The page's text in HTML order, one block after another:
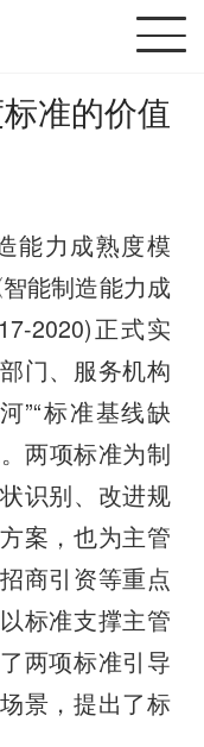
准的价值
能力成熟度模
能制造能力成
2020)正式实
门、服务机构
”“标准基线缺
两项标准为制
识别、改进规
案，也为主管
商引资等重点
标准支撑主管
两项标准引导
景，提出了标